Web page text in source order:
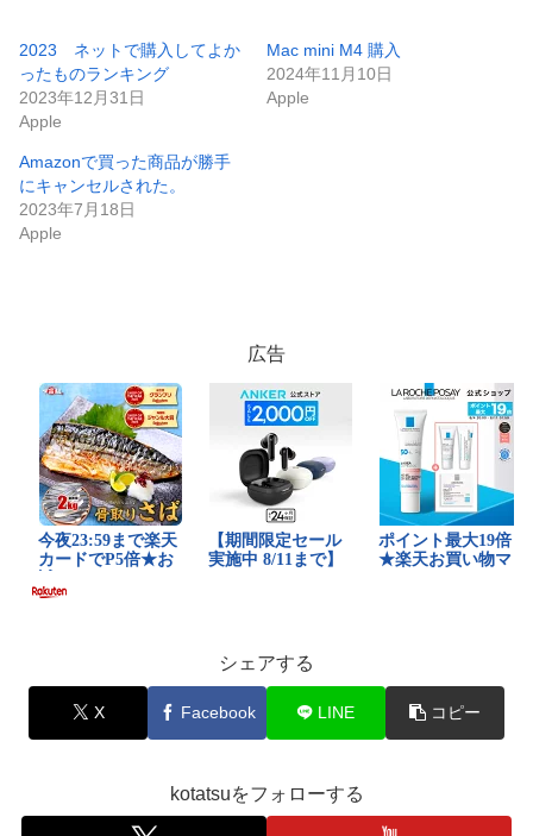
2023 ネットで購入してよか
ったものランキング
2023年12月31日
Apple
Mac mini M4 購入
2024年11月10日
Apple
Amazonで買った商品が勝手
にキャンセルされた。
2023年7月18日
Apple
広告
シェアする
X Facebook LINE コピー
kotatsuをフォローする